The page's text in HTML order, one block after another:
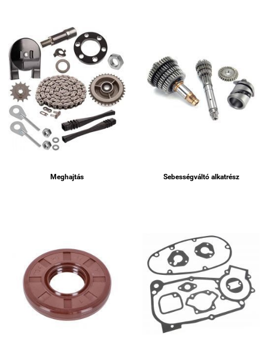
Meghajtás Sebességváltó alkatrész